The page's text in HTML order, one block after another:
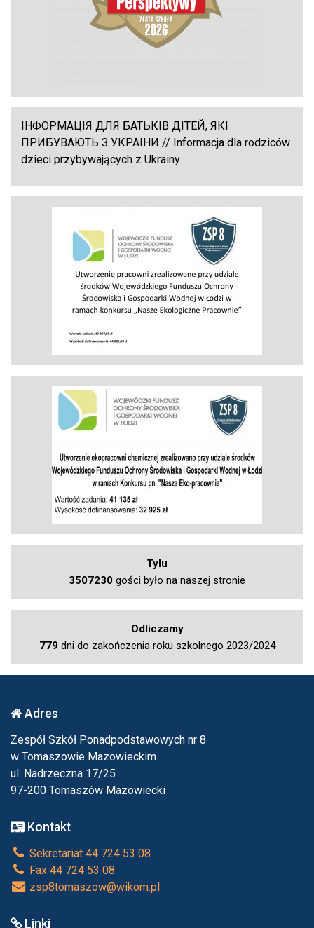
ІНФОРМАЦІЯ ДЛЯ БАТЬКІВ ДІТЕЙ, ЯКІ
ПРИБУВАЮТЬ З УКРАЇНИ // Informacja dla rodziców
dzieci przybywających z Ukrainy
Tylu
3507230 gości było na naszej stronie
Odliczamy
779 dni do zakończenia roku szkolnego 2023/2024
Adres
Zespół Szkół Ponadpodstawowych nr 8
w Tomaszowie Mazowieckim
ul. Nadrzeczna 17/25
97-200 Tomaszów Mazowiecki
Kontakt
Sekretariat 44 724 53 08
Fax 44 724 53 08
zsp8tomaszow@wikom.pl
Linki